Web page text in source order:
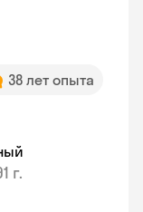
38 лет опыта
г.